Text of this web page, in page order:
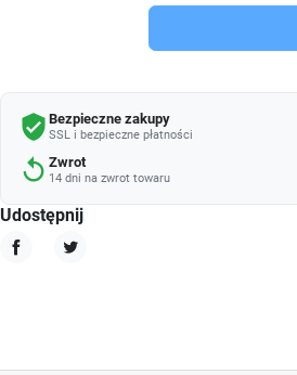
verified_user Bezpieczne zakupy
SSL i bezpieczne płatności
replay Zwrot
14 dni na zwrot towaru
Udostępnij